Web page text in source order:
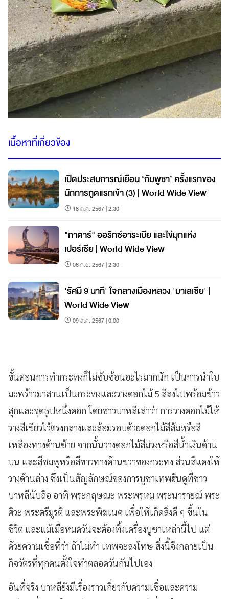
เนื้อหาที่เกี่ยวข้อง
เปิดประสบการณ์เยือน ‘กัมพูชา’ ครั้งแรกของ
นักการทูตแรกเข้า (3) | World Wide View
18 ต.ค. 2567 | 2:30
"กาตาร์" ออริกซ์อาระเบีย และไข่มุกแห่ง
เปอร์เซีย | World Wide View
06 ก.ย. 2567 | 2:30
'รัศมี 9 นาที' ใจกลางเมืองหลวง 'มาเลเซีย' |
World Wide View
09 ส.ค. 2567 | 0:00
ขั้นตอนการทำกระทงก็ไม่ซับซ้อนอะไรมากนัก เป็นการนำใบ
มะพร้าวมาสานเป็นกระทงและวางดอกไม้ 5 สีลงไปพร้อมข้าว
สุกและจุดธูปหนึ่งดอก โดยชาวบาหลีเล่าว่า การวางดอกไม้ให้
วางสีเขียวไว้ตรงกลางและล้อมรอบด้วยดอกไม้สีส้มหรือสี
เหลืองทางด้านซ้าย จากนั้นวางดอกไม้สีม่วงหรือสีน้ำเงินด้าน
บน และสีชมพูหรือสีขาวทางด้านขวาของกระทง ส่วนสีแดงให้
วางด้านล่าง ซึ่งเป็นสัญลักษณ์ของการบูชาเทพฮินดูที่ชาว
บาหลีนับถือ อาทิ พระกฤษณะ พระพรหม พระนารายณ์ พระ
ศิวะ พระตรีมูรติ และพระพิฆเนศ เพื่อให้เกิดสิ่งดี ๆ ขึ้นใน
ชีวิต และแม้เมื่อหมดวันจะต้องทิ้งเครื่องบูชาเหล่านี้ไป แต่
ด้วยความเชื่อที่ว่า ถ้าไม่ทำ เทพจะลงโทษ สิ่งนี้จึงกลายเป็น
กิจวัตรที่ทุกคนตั้งใจทำตลอดวันกันไปเอง
อันที่จริง บาหลียังมีเรื่องราวเกี่ยวกับความเชื่อและความ